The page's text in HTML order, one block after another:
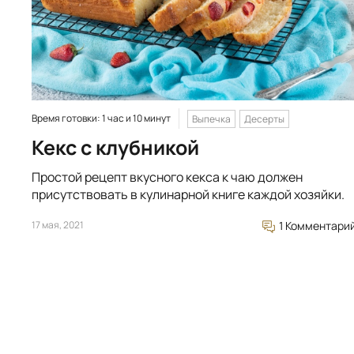
Время готовки: 1 час и 10 минут Выпечка Десерты
Кекс с клубникой
Простой рецепт вкусного кекса к чаю должен
присутствовать в кулинарной книге каждой хозяйки.
17 мая, 2021 1